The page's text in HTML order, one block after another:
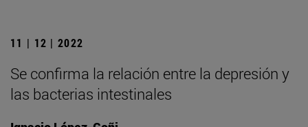
11 | 12 | 2022
Se confirma la relación entre la depresión y
las bacterias intestinales